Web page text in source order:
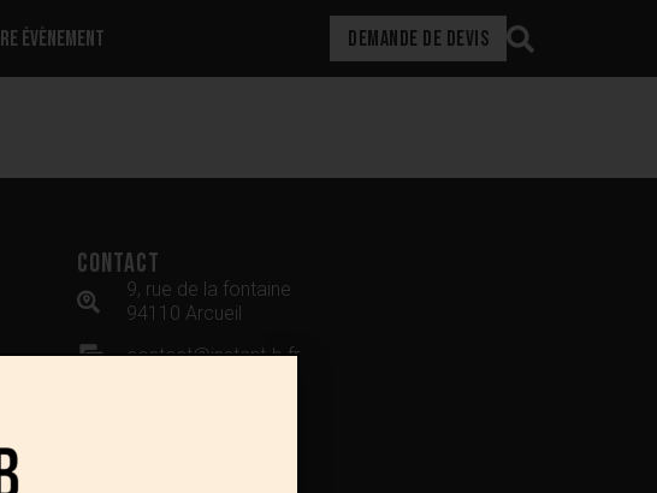
évènement DEMANDE DE DEVIS
Contact
9, rue de la fontaine
94110 Arcueil
contact@instant-b.fr